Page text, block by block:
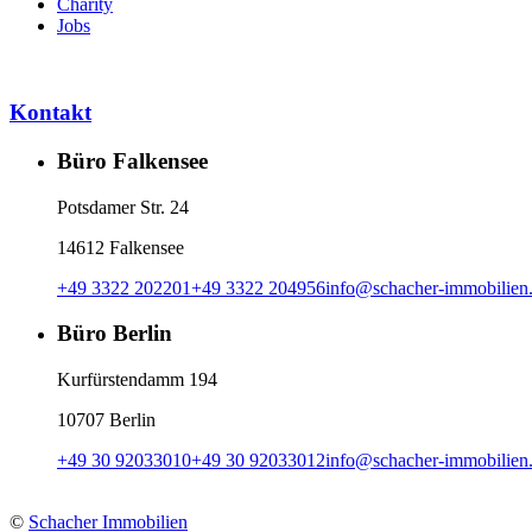
Charity
Jobs
Kontakt
Büro Falkensee
Potsdamer Str. 24
14612 Falkensee
+49 3322 202201+49 3322 204956info@schacher-
Büro Berlin
Kurfürstendamm 194
10707 Berlin
+49 30 92033010+49 30 92033012info@schacher-
© Schacher Immobilien